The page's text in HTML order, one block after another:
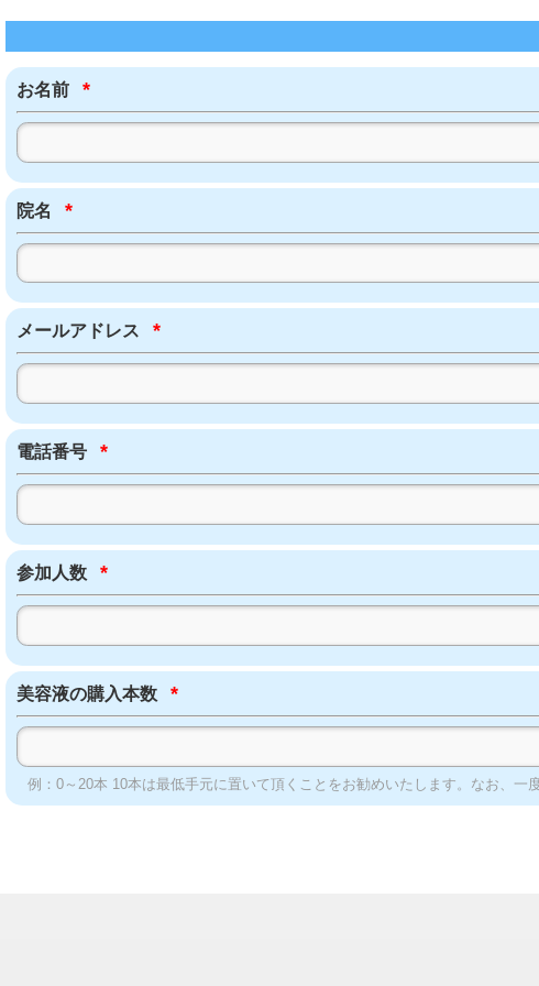
お名前 *
院名 *
メールアドレス *
電話番号 *
参加人数 *
美容液の購入本数 *
例：0～20本 10本は最低手元に置いて頂くことをお勧めいたします。なお、一